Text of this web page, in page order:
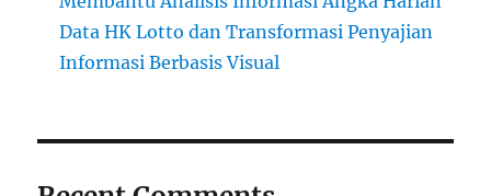
Data HK Lotto dan Transformasi Penyajian
Informasi Berbasis Visual